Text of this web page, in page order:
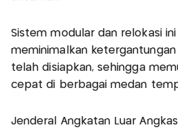
Sistem modular dan relokasi
meminimalkan
telah disiapkan, sehingga
cepat di berbagai medan
Jenderal Angkatan Luar